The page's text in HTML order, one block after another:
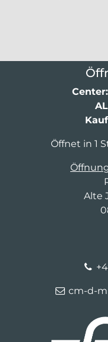
Center:
Öffnet in 1
Alte
cm-d-